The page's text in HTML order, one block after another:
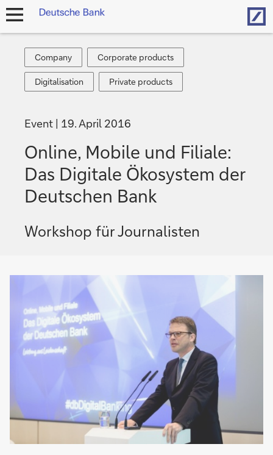
Navigation
Company
Company
Corporate
products
Corporate products
Digitalisation
Digitalisation
Private
products
Private products
Event 19. April 2016
Online, Mobile und Filiale:
Das Digitale Ökosystem der
Deutschen Bank
Workshop für Journalisten